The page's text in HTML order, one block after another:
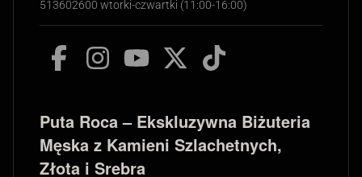
513602600 wtorki-czwartki (11:00-16:00)
Puta Roca – Ekskluzywna Biżuteria
Męska z Kamieni Szlachetnych,
Złota i Srebra